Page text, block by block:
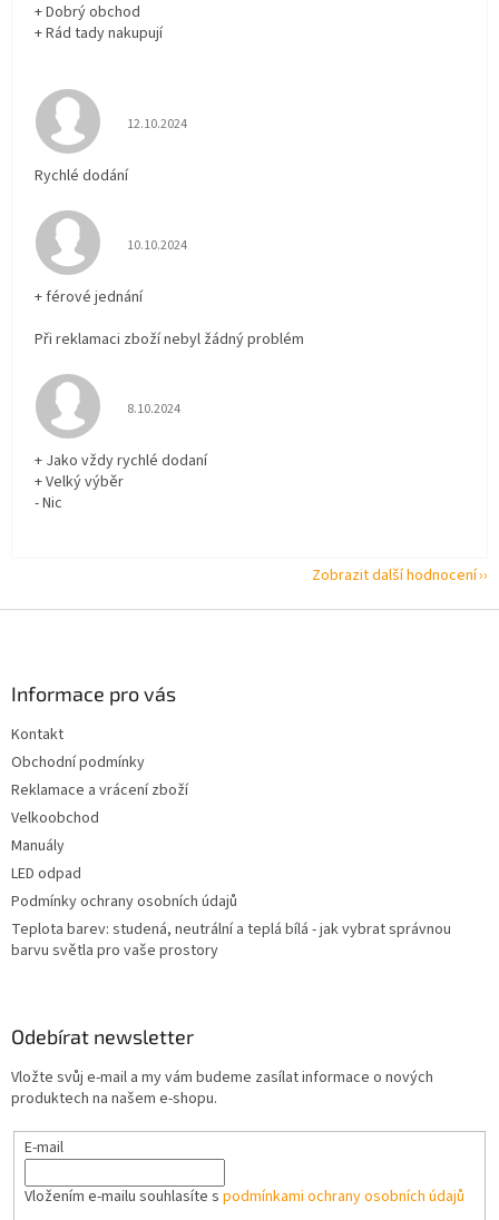
+ Dobrý obchod
+ Rád tady nakupují
Hodnocení obchodu je 5 z 5 hvězdiček.
12.10.2024
Rychlé dodání
Hodnocení obchodu je 5 z 5 hvězdiček.
10.10.2024
+ férové jednání
Při reklamaci zboží nebyl žádný problém
Hodnocení obchodu je 5 z 5 hvězdiček.
8.10.2024
+ Jako vždy rychlé dodaní
+ Velký výběr
- Nic
Zobrazit další hodnocení
Informace pro vás
Kontakt
Obchodní podmínky
Reklamace a vrácení zboží
Velkoobchod
Manuály
LED odpad
Podmínky ochrany osobních údajů
Teplota barev: studená, neutrální a teplá bílá - jak vybrat správnou
barvu světla pro vaše prostory
Odebírat newsletter
Vložte svůj e-mail a my vám budeme zasílat informace o nových
produktech na našem e-shopu.
E-mail
Vložením e-mailu souhlasíte s podmínkami ochrany osobních údajů